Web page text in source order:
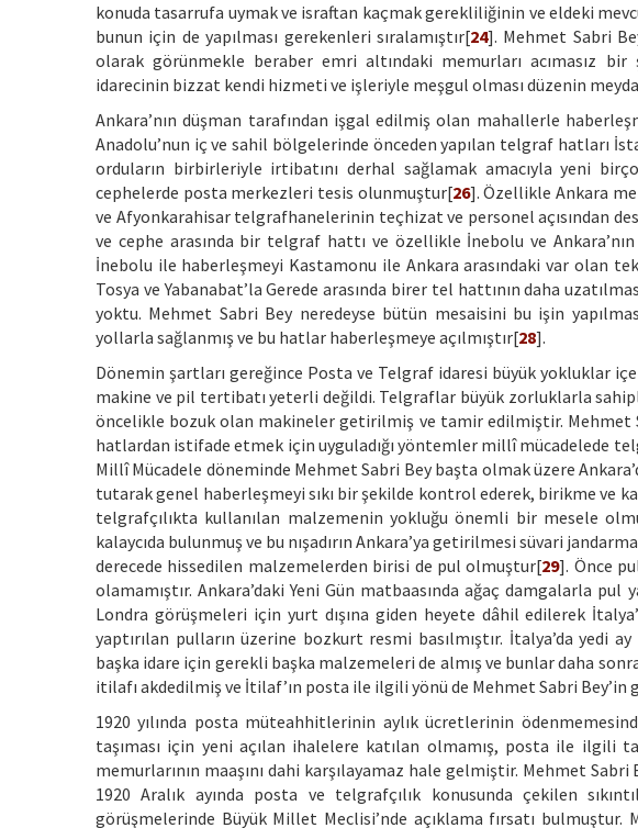
konuda tasarrufa uymak ve israftan kaçmak gerekliliğinin ve eldeki
bunun için de yapılması gerekenleri sıralamıştır[24]. Mehmet Sabri
olarak görünmekle beraber emri altındaki memurları acımasız bir
idarecinin bizzat kendi hizmeti ve işleriyle meşgul olması düzenin
Ankara’nın düşman tarafından işgal edilmiş olan mahallerle
Anadolu’nun iç ve sahil bölgelerinde önceden yapılan telgraf hatları
orduların birbirleriyle irtibatını derhal sağlamak amacıyla yeni
cephelerde posta merkezleri tesis olunmuştur[26]. Özellikle Ankara
ve Afyonkarahisar telgrafhanelerinin teçhizat ve personel açısından
ve cephe arasında bir telgraf hattı ve özellikle İnebolu ve
İnebolu ile haberleşmeyi Kastamonu ile Ankara arasındaki var olan
Tosya ve Yabanabat’la Gerede arasında birer tel hattının daha
yoktu. Mehmet Sabri Bey neredeyse bütün mesaisini bu işin
yollarla sağlanmış ve bu hatlar haberleşmeye açılmıştır[28].
Dönemin şartları gereğince Posta ve Telgraf idaresi büyük yokluklar
makine ve pil tertibatı yeterli değildi. Telgraflar büyük zorluklarla
öncelikle bozuk olan makineler getirilmiş ve tamir edilmiştir. Mehmet
hatlardan istifade etmek için uyguladığı yöntemler millî mücadelede
Millî Mücadele döneminde Mehmet Sabri Bey başta olmak üzere
tutarak genel haberleşmeyi sıkı bir şekilde kontrol ederek, birikme ve
telgrafçılıkta kullanılan malzemenin yokluğu önemli bir mesele
kalaycıda bulunmuş ve bu nışadırın Ankara’ya getirilmesi süvari
derecede hissedilen malzemelerden birisi de pul olmuştur[29]. Önce
olamamıştır. Ankara’daki Yeni Gün matbaasında ağaç damgalarla pul
Londra görüşmeleri için yurt dışına giden heyete dâhil edilerek
yaptırılan pulların üzerine bozkurt resmi basılmıştır. İtalya’da yedi
başka idare için gerekli başka malzemeleri de almış ve bunlar daha
itilafı akdedilmiş ve İtilaf’ın posta ile ilgili yönü de Mehmet Sabri Bey’in
1920 yılında posta müteahhitlerinin aylık ücretlerinin
taşıması için yeni açılan ihalelere katılan olmamış, posta ile
memurlarının maaşını dahi karşılayamaz hale gelmiştir. Mehmet
1920 Aralık ayında posta ve telgrafçılık konusunda çekilen
görüşmelerinde Büyük Millet Meclisi’nde açıklama fırsatı